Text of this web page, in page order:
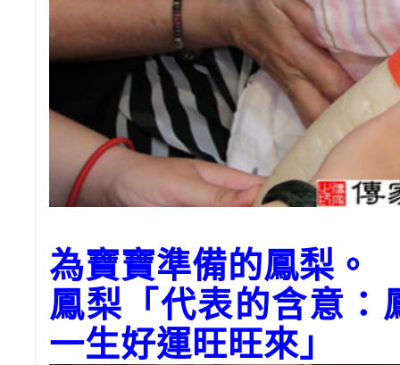
為寶寶準備的鳳梨。
鳳梨「代表的含意：
一生好運旺旺來」